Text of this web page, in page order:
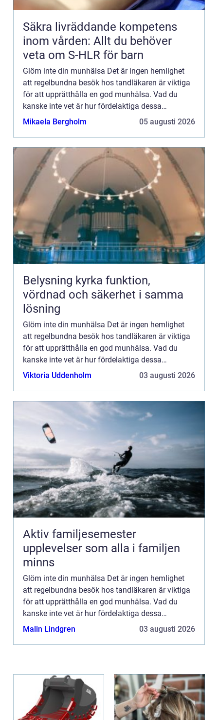
Säkra livräddande kompetens
inom vården: Allt du behöver
veta om S-HLR för barn
Glöm inte din munhälsa Det är ingen hemlighet
att regelbundna besök hos tandläkaren är viktiga
för att upprätthålla en god munhälsa. Vad du
kanske inte vet är hur fördelaktiga dessa
kontroller och rengöringar kan vara för din
Mikaela Bergholm 05 augusti 2026
Belysning kyrka funktion,
vördnad och säkerhet i samma
lösning
Glöm inte din munhälsa Det är ingen hemlighet
att regelbundna besök hos tandläkaren är viktiga
för att upprätthålla en god munhälsa. Vad du
kanske inte vet är hur fördelaktiga dessa
kontroller och rengöringar kan vara för din
Viktoria Uddenholm 03 augusti 2026
Aktiv familjesemester
upplevelser som alla i familjen
minns
Glöm inte din munhälsa Det är ingen hemlighet
att regelbundna besök hos tandläkaren är viktiga
för att upprätthålla en god munhälsa. Vad du
kanske inte vet är hur fördelaktiga dessa
kontroller och rengöringar kan vara för din
Malin Lindgren 03 augusti 2026